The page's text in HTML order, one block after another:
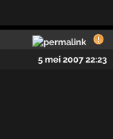
5 mei 2007 22:23